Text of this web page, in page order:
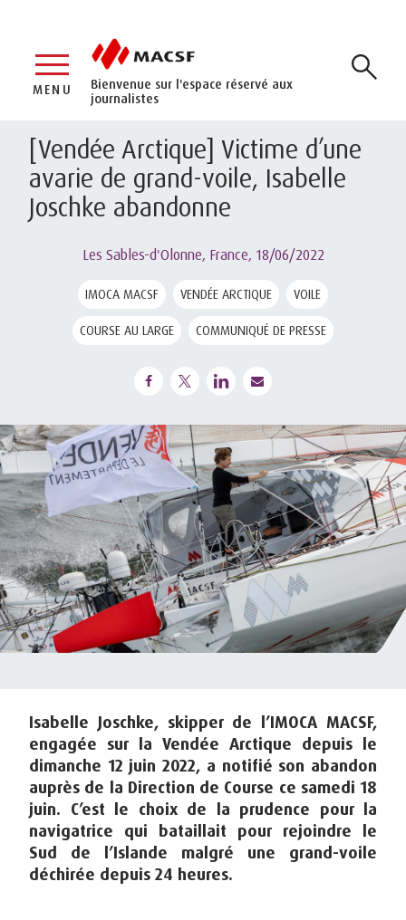
Bienvenue sur l'espace réservé aux
journalistes
MENU
[Vendée Arctique] Victime d’une
avarie de grand-voile, Isabelle
Joschke abandonne
Les Sables-d'Olonne, France, 18/06/2022
IMOCA MACSF VENDÉE ARCTIQUE VOILE
COURSE AU LARGE COMMUNIQUÉ DE PRESSE
Isabelle Joschke, skipper de l’IMOCA MACSF,
engagée sur la Vendée Arctique depuis le
dimanche 12 juin 2022, a notifié son abandon
auprès de la Direction de Course ce samedi 18
juin. C’est le choix de la prudence pour la
navigatrice qui bataillait pour rejoindre le
Sud de l’Islande malgré une grand-voile
déchirée depuis 24 heures.